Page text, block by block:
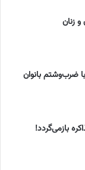
و زنان
ضرب‌وشتم بانوان
بازمی‌گردد!